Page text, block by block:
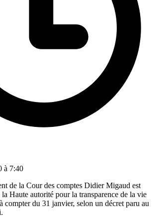
à 7:40
de la Cour des comptes Didier Migaud est
Haute autorité pour la transparence de la vie
du 31 janvier, selon un décret paru au